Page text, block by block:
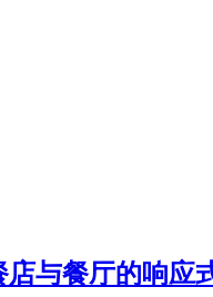
店与餐厅的响应